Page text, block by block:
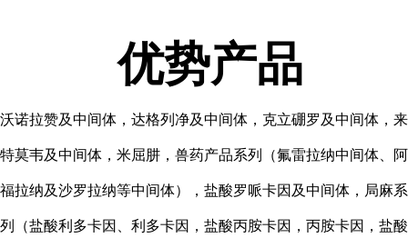
优势产品
沃诺拉赞及中间体，达格列净及中间体，克立硼罗及中间体，来
特莫韦及中间体，米屈肼，兽药产品系列（氟雷拉纳中间体、阿
福拉纳及沙罗拉纳等中间体），盐酸罗哌卡因及中间体，局麻系
列（盐酸利多卡因、利多卡因，盐酸丙胺卡因，丙胺卡因，盐酸